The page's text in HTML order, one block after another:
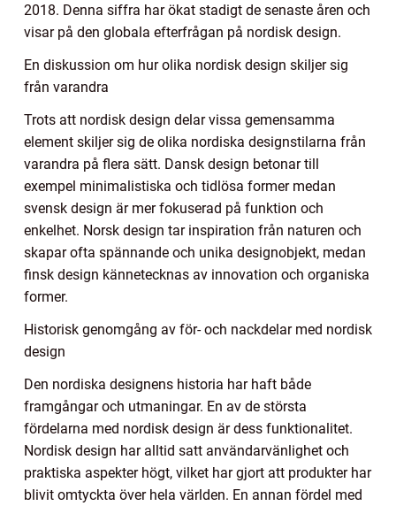
2018. Denna siffra har ökat stadigt de senaste åren och
visar på den globala efterfrågan på nordisk design.
En diskussion om hur olika nordisk design skiljer sig
från varandra
Trots att nordisk design delar vissa gemensamma
element skiljer sig de olika nordiska designstilarna från
varandra på flera sätt. Dansk design betonar till
exempel minimalistiska och tidlösa former medan
svensk design är mer fokuserad på funktion och
enkelhet. Norsk design tar inspiration från naturen och
skapar ofta spännande och unika designobjekt, medan
finsk design kännetecknas av innovation och organiska
former.
Historisk genomgång av för- och nackdelar med nordisk
design
Den nordiska designens historia har haft både
framgångar och utmaningar. En av de största
fördelarna med nordisk design är dess funktionalitet.
Nordisk design har alltid satt användarvänlighet och
praktiska aspekter högt, vilket har gjort att produkter har
blivit omtyckta över hela världen. En annan fördel med